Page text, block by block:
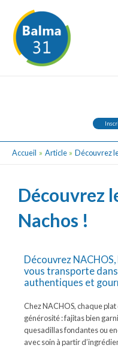
contenu
Accueil Article Découvrez
Découvrez
Nachos !
Découvrez
vous transporte
authentiques et
Chez NACHOS, chaque
générosité : fajitas bien
quesadillas fondantes ou
avec soin à partir
navigation